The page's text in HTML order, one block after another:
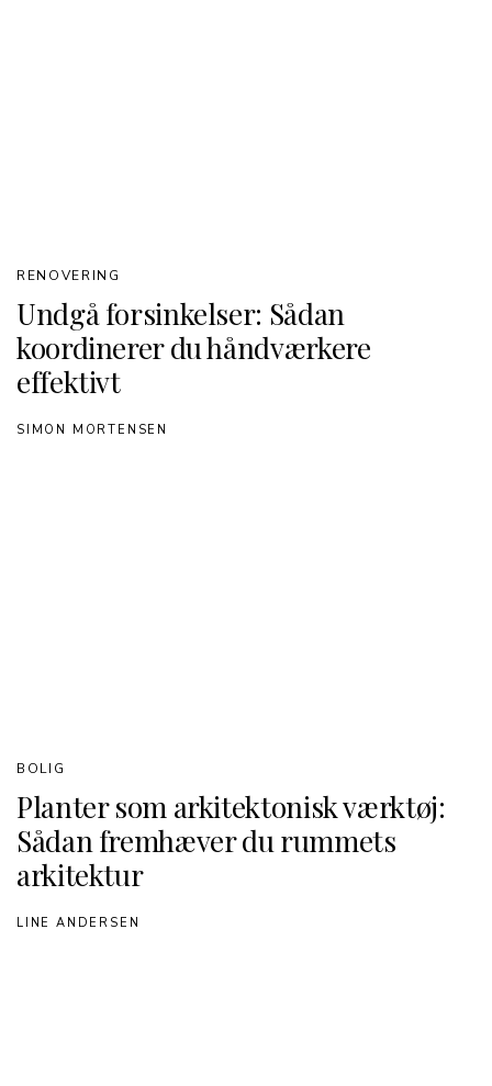
Undgå forsinkelser: Sådan
koordinerer du håndværkere
effektivt
RENOVERING
SIMON MORTENSEN
Planter som arkitektonisk værktøj:
Sådan fremhæver du rummets
arkitektur
BOLIG
LINE ANDERSEN